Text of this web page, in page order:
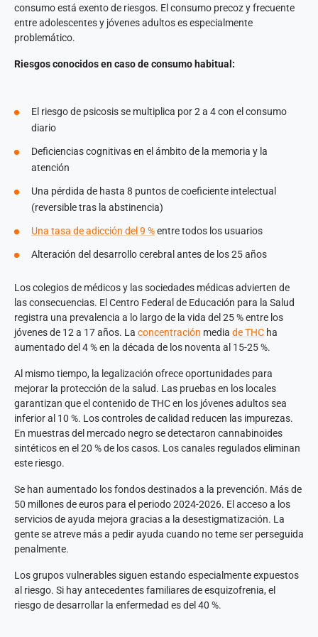
consumo está exento de riesgos. El consumo precoz y frecuente
entre adolescentes y jóvenes adultos es especialmente
problemático.
Riesgos conocidos en caso de consumo habitual:
El riesgo de psicosis se multiplica por 2 a 4 con el consumo
diario
Deficiencias cognitivas en el ámbito de la memoria y la
atención
Una pérdida de hasta 8 puntos de coeficiente intelectual
(reversible tras la abstinencia)
Una tasa de adicción del 9 %entre todos los usuarios
Alteración del desarrollo cerebral antes de los 25 años
Los colegios de médicos y las sociedades médicas advierten de
las consecuencias. El Centro Federal de Educación para la Salud
registra una prevalencia a lo largo de la vida del 25 % entre los
jóvenes de 12 a 17 años. La concentración media de THC ha
aumentado del 4 % en la década de los noventa al 15-25 %.
Al mismo tiempo, la legalización ofrece oportunidades para
mejorar la protección de la salud. Las pruebas en los locales
garantizan que el contenido de THC en los jóvenes adultos sea
inferior al 10 %. Los controles de calidad reducen las impurezas.
En muestras del mercado negro se detectaron cannabinoides
sintéticos en el 20 % de los casos. Los canales regulados eliminan
este riesgo.
Se han aumentado los fondos destinados a la prevención. Más de
50 millones de euros para el periodo 2024-2026. El acceso a los
servicios de ayuda mejora gracias a la desestigmatización. La
gente se atreve más a pedir ayuda cuando no teme ser perseguida
penalmente.
Los grupos vulnerables siguen estando especialmente expuestos
al riesgo. Si hay antecedentes familiares de esquizofrenia, el
riesgo de desarrollar la enfermedad es del 40 %.